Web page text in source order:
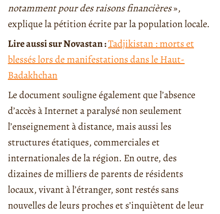
notamment pour des raisons financières»,
explique la pétition écrite par la population locale.
Lire aussi sur Novastan :Tadjikistan : morts et
blessés lors de manifestations dans le Haut-
Badakhchan
Le document souligne également que l’absence
d’accès à Internet a paralysé non seulement
l’enseignement à distance, mais aussi les
structures étatiques, commerciales et
internationales de la région. En outre, des
dizaines de milliers de parents de résidents
locaux, vivant à l’étranger, sont restés sans
nouvelles de leurs proches et s’inquiètent de leur